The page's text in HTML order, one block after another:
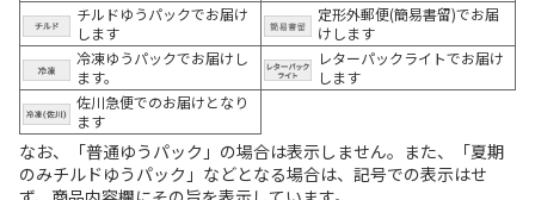
チルドゆうパックでお届け
します
定形外郵便(簡易書留)でお届
けします
冷凍ゆうパックでお届けし
ます。
レターパックライトでお届け
します
佐川急便でのお届けとなり
ます
なお、「普通ゆうパック」の場合は表示しません。また、「夏期
のみチルドゆうパック」などとなる場合は、記号での表示はせ